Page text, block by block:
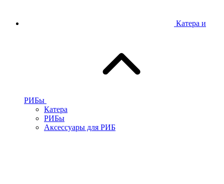
Катера и
РИБы
Катера
РИБы
Аксессуары для РИБ